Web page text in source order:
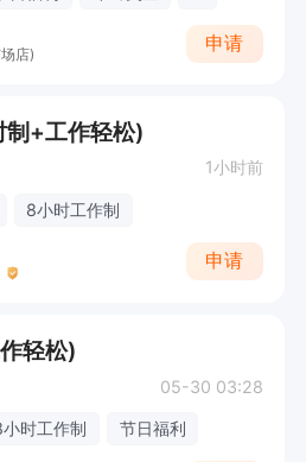
店)
申请
+工作轻松)
1小时前
8小时工作制
申请
轻松)
05-30 03:28
小时工作制 节日福利